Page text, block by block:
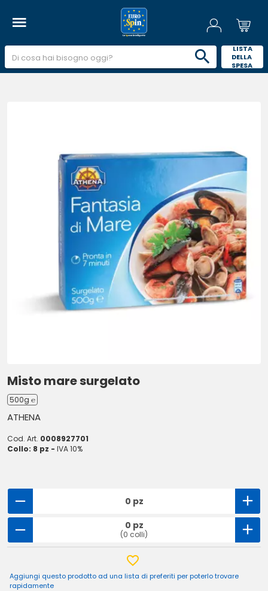
LISTA
DELLA
SPESA
Misto mare surgelato
500g ℮
ATHENA
Cod. Art. 0008927701
Collo: 8 pz - IVA 10%
0 pz
0 pz
(0 colli)
Aggiungi questo prodotto ad una lista di preferiti per poterlo trovare
rapidamente